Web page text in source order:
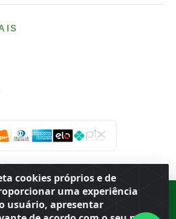
cookies próprios e de
uma experiência
usuário, apresentar
— Área Rural·Porto Ferreira SP ·BR· CEP
0001-91